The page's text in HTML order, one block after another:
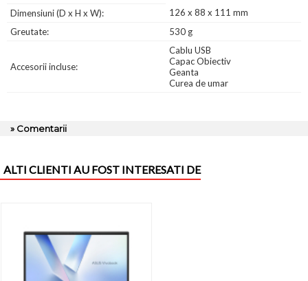
Dimensiuni (D x H x W):
126 x 88 x 111 mm
Greutate:
530 g
Accesorii incluse:
Cablu USB
Capac Obiectiv
Geanta
Curea de umar
» Comentarii
ALTI CLIENTI AU FOST INTERESATI DE